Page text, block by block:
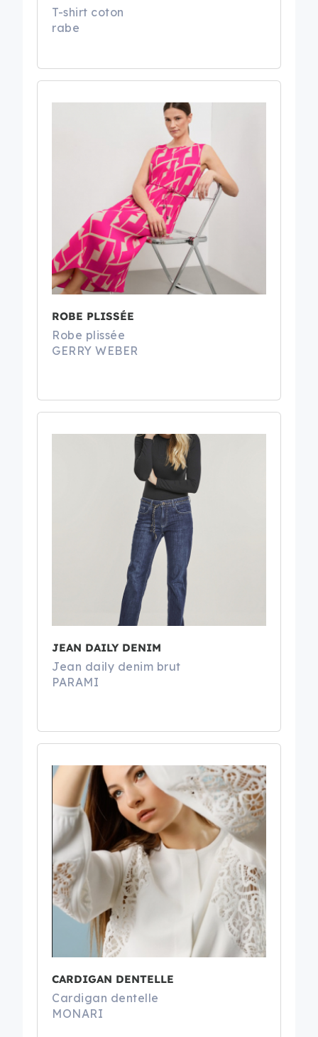
T-shirt coton
rabe
ROBE PLISSÉE
Robe plissée
GERRY WEBER
JEAN DAILY DENIM
Jean daily denim brut
PARAMI
CARDIGAN DENTELLE
Cardigan dentelle
MONARI